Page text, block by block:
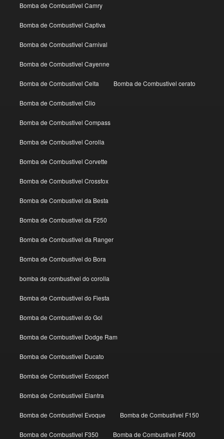
Bomba de Combustivel Camry
Bomba de Combustivel Captiva
Bomba de Combustivel Carnival
Bomba de Combustivel Cayenne
Bomba de Combustivel Celta Bomba de Combustivel cerato
Bomba de Combustivel Clio
Bomba de Combustivel Compass
Bomba de Combustivel Corolla
Bomba de Combustivel Corvette
Bomba de Combustivel Crossfox
Bomba de Combustivel da Besta
Bomba de Combustivel da F250
Bomba de Combustivel da Ranger
Bomba de Combustivel do Bora
bomba de combustivel do corolla
Bomba de Combustivel do Fiesta
Bomba de Combustivel do Gol
Bomba de Combustivel Dodge Ram
Bomba de Combustivel Ducato
Bomba de Combustivel Ecosport
Bomba de Combustivel Elantra
Bomba de Combustivel Evoque Bomba de Combustivel F150
Bomba de Combustivel F350 Bomba de Combustivel F4000